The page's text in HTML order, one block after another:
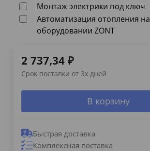
Монтаж электрики под ключ
Автоматизация отопления на
оборудовании ZONT
2 737,34 ₽
Срок поставки от 3х дней
В корзину
Быстрая доставка
Комплексная поставка